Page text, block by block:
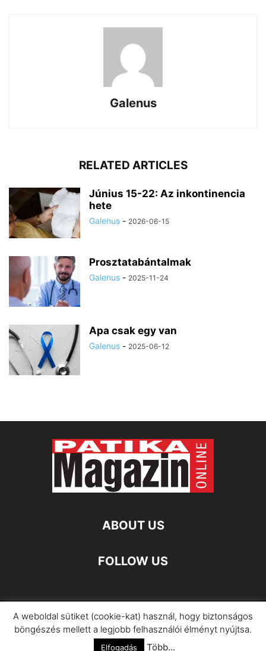
Galenus
RELATED ARTICLES
Június 15-22: Az inkontinencia
hete
Galenus - 2026-06-15
Prosztatabántalmak
Galenus - 2025-11-24
Apa csak egy van
Galenus - 2025-06-12
ABOUT US
FOLLOW US
Impresszum Adatkezelési Információ
©
A weboldal sütiket (cookie-kat) használ, hogy biztonságos
böngészés mellett a legjobb felhasználói élményt nyújtsa.
Elfogadás Több...